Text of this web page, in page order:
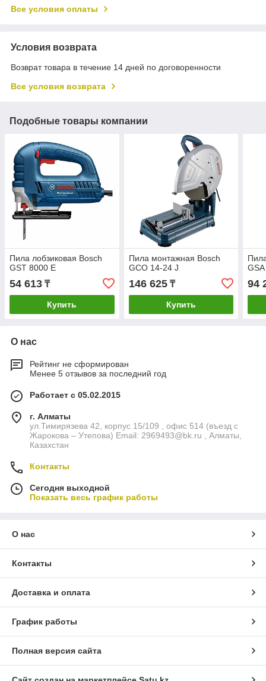
Все условия оплаты
Условия возврата
Возврат товара в течение 14 дней по договоренности
Все условия возврата
Подобные товары компании
Пила лобзиковая Bosch
GST 8000 E
54 613 ₸
Купить
Пила монтажная Bosch
GCO 14-24 J
146 625₸
Купить
94
О нас
Рейтинг не сформирован
Менее 5 отзывов за последний год
Работает с 05.02.2015
г. Алматы
ул.Тимирязева 42, корпус 15/109 , офис 514 (въезд с
Жарокова – Утепова) Email: 2969493@bk.ru , Алматы,
Казахстан
Контакты
Сегодня выходной
Показать весь график работы
О нас
Контакты
Доставка и оплата
График работы
Полная версия сайта